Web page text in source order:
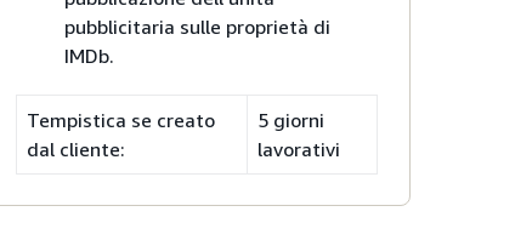
pubblicitaria sulle proprietà di
IMDb.
Tempistica se creato
dal cliente:
5 giorni
lavorativi